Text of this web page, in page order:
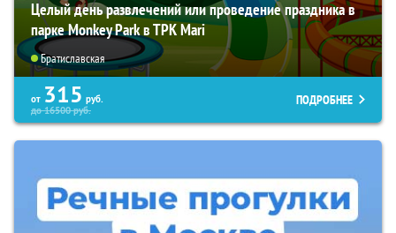
Целый день развлечений или проведение праздника в
парке Monkey Park в ТРК Mari
Братиславская
от 315 руб.
до16500руб.
ПОДРОБНЕЕ